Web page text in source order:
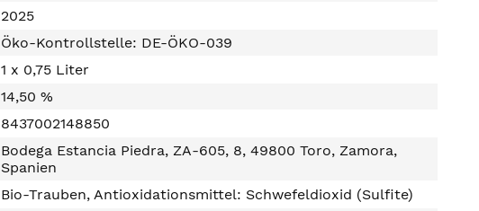
2025
Öko-Kontrollstelle: DE-ÖKO-039
1 x 0,75 Liter
14,50 %
8437002148850
Bodega Estancia Piedra, ZA-605, 8, 49800 Toro, Zamora,
Spanien
Bio-Trauben, Antioxidationsmittel: Schwefeldioxid (Sulfite)